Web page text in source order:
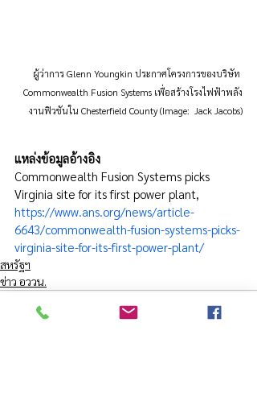
ผู้ว่าการ Glenn Youngkin ประกาศโครงการของบริษัท
Commonwealth Fusion Systems เพื่อสร้างโรงไฟฟ้าพลัง
งานฟิวชันใน Chesterfield County(Image:  Jack Jacobs)
แหล่งข้อมูลอ้างอิง
Commonwealth Fusion Systems picks
Virginia site for its first power plant,
https://www.ans.org/news/article-
6643/commonwealth-fusion-systems-picks-
virginia-site-for-its-first-power-plant/
สหรัฐฯ
ข่าว อววน.